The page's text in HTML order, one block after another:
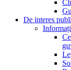
De interes